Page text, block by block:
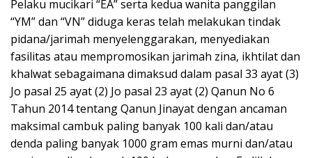
Pelaku mucikari “EA” serta kedua wanita panggilan
“YM” dan “VN” diduga keras telah melakukan tindak
pidana/jarimah menyelenggarakan, menyediakan
fasilitas atau mempromosikan jarimah zina, ikhtilat dan
khalwat sebagaimana dimaksud dalam pasal 33 ayat (3)
Jo pasal 25 ayat (2) Jo pasal 23 ayat (2) Qanun No 6
Tahun 2014 tentang Qanun Jinayat dengan ancaman
maksimal cambuk paling banyak 100 kali dan/atau
denda paling banyak 1000 gram emas murni dan/atau